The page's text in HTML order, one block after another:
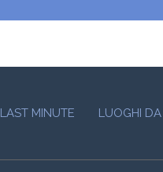
LAST MINUTE LUOGHI DA